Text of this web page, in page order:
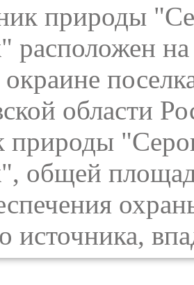
природы
расположен
области
природы
общей
источника,